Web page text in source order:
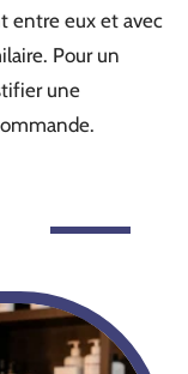
entre eux et avec
Pour un
une